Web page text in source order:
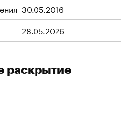
30.05.2016
28.05.2026
раскрытие